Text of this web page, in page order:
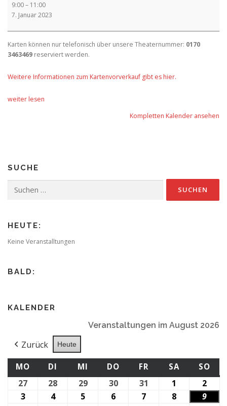
9:00– 11:00
7. Januar 2023
Karten können nur telefonisch über unsere Theaternummer: 0170
3463469 reserviert werden.
Weitere Informationen zum Kartenvorverkauf gibt es hier.
weiter lesen
Kompletten Kalender ansehen
SUCHE
nach:
HEUTE:
Keine Veranstalltungen
BALD:
KALENDER
Veranstaltungen im August 2026
Zurück Heute
MO MONTAG
DI DIENSTAG
MI MITTWOCH
DO DONNERSTAG
FRFREITAG
SASAMSTAG
SO
27
28 2929.
3030.
31 1
August
2
33.
44.
5 6 7 8 9